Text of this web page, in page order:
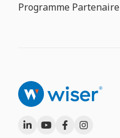
Programme Partenaire